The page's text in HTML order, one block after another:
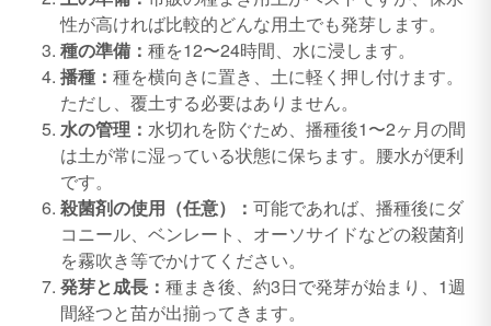
性が高ければ比較的どんな用土でも発芽します。
種の準備： 種を12〜24時間、水に浸します。
播種： 種を横向きに置き、土に軽く押し付けます。
ただし、覆土する必要はありません。
水の管理： 水切れを防ぐため、播種後1〜2ヶ月の間
は土が常に湿っている状態に保ちます。腰水が便利
です。
殺菌剤の使用（任意）： 可能であれば、播種後にダ
コニール、ベンレート、オーソサイドなどの殺菌剤
を霧吹き等でかけてください。
発芽と成長： 種まき後、約3日で発芽が始まり、1週
間経つと苗が出揃ってきます。